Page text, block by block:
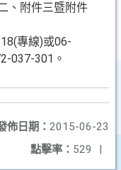
、附件三暨附件
專線)或06-
037-301。
佈日期： 2015-06-23
點擊率： 529 |